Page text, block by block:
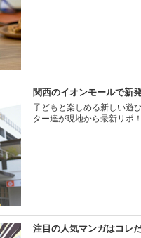
関西のイオンモールで新
子どもと楽しめる新しい遊
ター達が現地から最新リポ！
注目の人気マンガはコレだ